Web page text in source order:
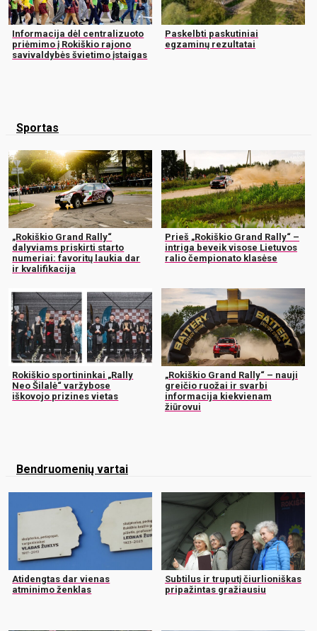
Informacija dėl centralizuoto
priėmimo į Rokiškio rajono
savivaldybės švietimo įstaigas
Paskelbti paskutiniai
egzaminų rezultatai
Sportas
„Rokiškio Grand Rally“
dalyviams priskirti starto
numeriai: favoritų laukia dar
ir kvalifikacija
Prieš „Rokiškio Grand Rally“ –
intriga beveik visose Lietuvos
ralio čempionato klasėse
Rokiškio sportininkai „Rally
Neo Šilalė“ varžybose
iškovojo prizines vietas
„Rokiškio Grand Rally“ – nauji
greičio ruožai ir svarbi
informacija kiekvienam
žiūrovui
Bendruomenių vartai
Atidengtas dar vienas
atminimo ženklas
Subtilus ir truputį čiurlioniškas
pripažintas gražiausiu